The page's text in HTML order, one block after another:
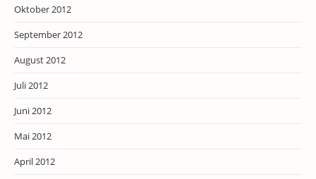
Oktober 2012
September 2012
August 2012
Juli 2012
Juni 2012
Mai 2012
April 2012